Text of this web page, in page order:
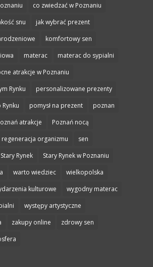
co zwiedzać w Poznaniu
snu
jak wybrać prezent
komfortowy sen
materac
materac do sypialni
atrakcje w Poznaniu
Rynku
personalizowane prezenty
pomysł na prezent
poznan
atrakcje
Poznań nocą
regeneracja organizmu
sen
Stary Rynek
Stary Rynek w Poznaniu
warto wiedziec
wielkopolska
kulturowe
wygodny materac
występy artystyczne
zakupy online
zdrowy sen